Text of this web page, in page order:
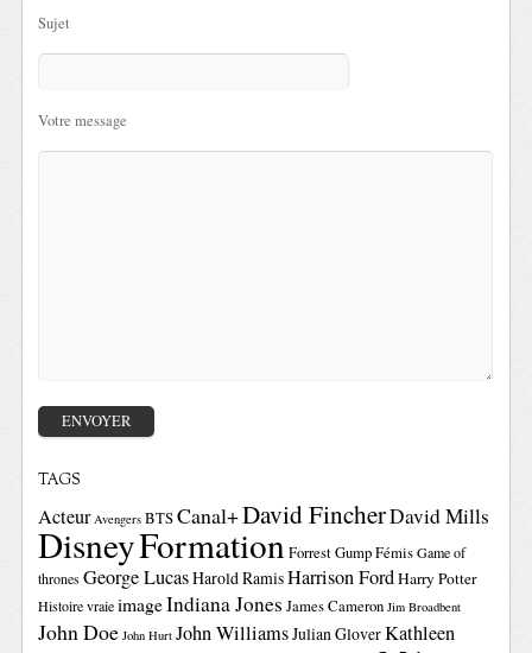
Sujet
Votre message
TAGS
Acteur Avengers BTSCanal+David FincherDavid Mills
DisneyFormationForrest GumpFémis Game of
thrones George LucasHarold RamisHarrison FordHarry Potter
Histoire vraie imageIndiana Jones James Cameron Jim Broadbent
John Doe John Hurt John WilliamsJulian GloverKathleen